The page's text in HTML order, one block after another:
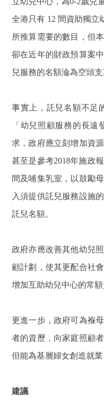
全港只有 12 間資助獨立
所推算需要的數目，但
卻在近年的財政預算案
兒服務的名額淪為空頭支
事實上，託兒名額不足
「幼兒照顧服務的長
求，政府應立刻增加資
甚至是參考2018年施政
間及哺集乳室，以鼓勵
入須提供託兒服務設施
託兒名額。
政府亦應改善其他幼兒
顧計劃，使其更配合社
增加互助幼兒中心的常
更進一步，政府可為褓
者的資歷，向家庭照顧
但能為基層婦女創造就
建議